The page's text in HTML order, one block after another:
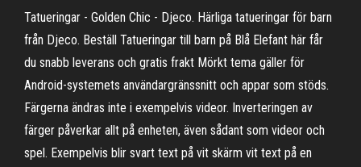
Tatueringar - Golden Chic - Djeco. Härliga tatueringar för barn
från Djeco. Beställ Tatueringar till barn på Blå Elefant här får
du snabb leverans och gratis frakt Mörkt tema gäller för
Android-systemets användargränssnitt och appar som stöds.
Färgerna ändras inte i exempelvis videor. Inverteringen av
färger påverkar allt på enheten, även sådant som videor och
spel. Exempelvis blir svart text på vit skärm vit text på en